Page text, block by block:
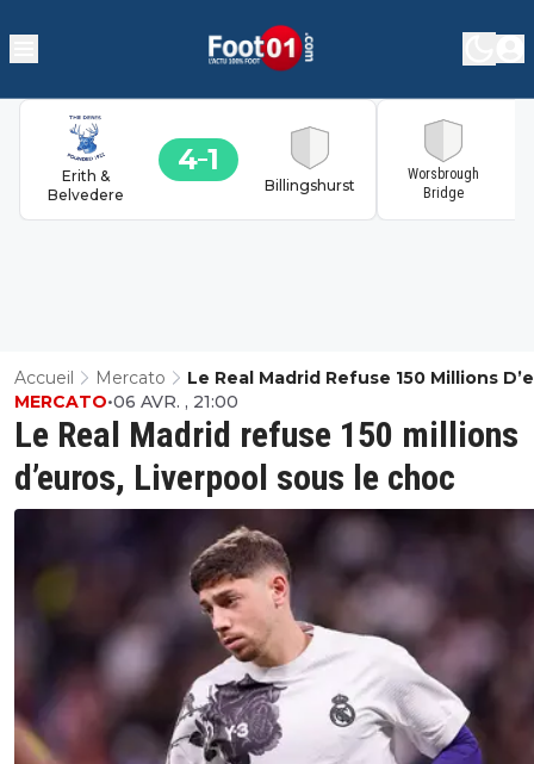
Erith &
Belvedere
4 1
Billingshurst
Worsbrough
Bridge
Accueil Mercato
Le Real Madrid Refuse 150 Millions
Liverpool Sous Le Choc
Le Real Madrid refuse 150 millions
d’euros, Liverpool sous le choc
MERCATO•06 AVR. , 21:00